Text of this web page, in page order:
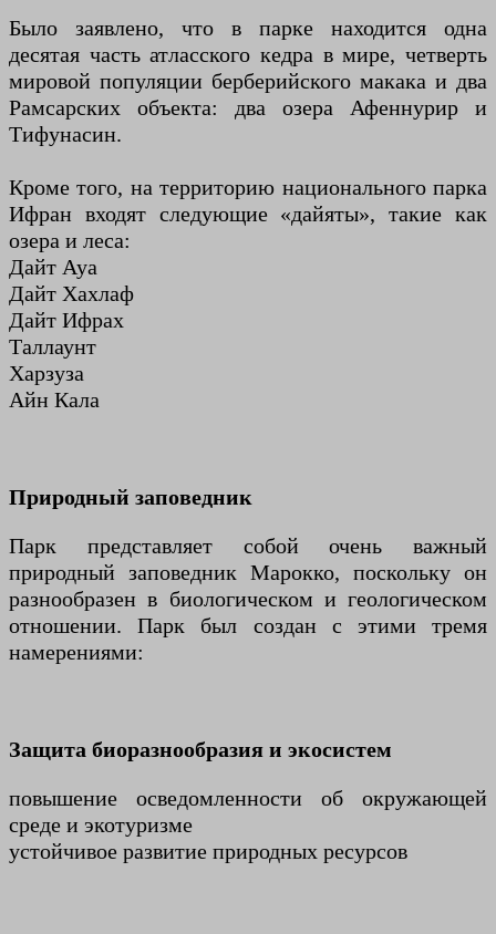
Было заявлено, что в парке находится одна
десятая часть атласского кедра в мире, четверть
мировой популяции берберийского макака и два
Рамсарских объекта: два озера Афеннурир и
Тифунасин.
Кроме того, на территорию национального парка
Ифран входят следующие «дайяты», такие как
озера и леса:
Дайт Ауа
Дайт Хахлаф
Дайт Ифрах
Таллаунт
Харзуза
Айн Кала
Природный заповедник
Парк представляет собой очень важный
природный заповедник Марокко, поскольку он
разнообразен в биологическом и геологическом
отношении. Парк был создан с этими тремя
намерениями:
Защита биоразнообразия и экосистем
повышение осведомленности об окружающей
среде и экотуризме
устойчивое развитие природных ресурсов